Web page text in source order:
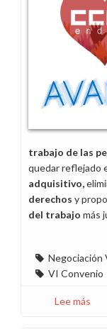
trabajo de las
quedar reflejado
adquisitivo,
derechos y
del trabajo más
Negociación
VI Convenio
Lee más